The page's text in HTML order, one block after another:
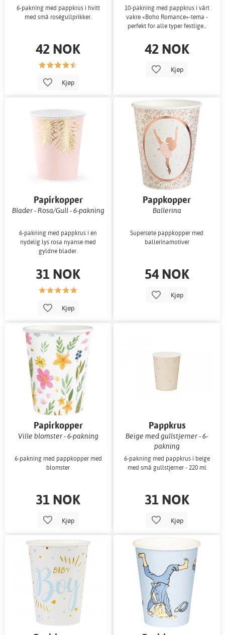
6-pakning med pappkrus i hvitt
med små roségullprikker.
42 NOK
Kjøp
10-pakning med pappkrus i vårt
vakre «Boho Romance»-tema -
perfekt for alle typer festlige...
42 NOK
Kjøp
Papirkopper
Blader - Rosa/Gull - 6-pakning
6-pakning med pappkrus i en
nydelig lys rosa nyanse med
gyldne blader.
31 NOK
Kjøp
Pappkopper
Ballerina
Supersøte pappkopper med
ballerinamotiver
54 NOK
Kjøp
Papirkopper
Ville blomster - 6-pakning
6-pakning med pappkopper med
blomster
31 NOK
Kjøp
Pappkrus
Beige med gullstjerner - 6-
pakning
6-pakning med pappkrus i beige
med små gullstjerner - 220 ml
31 NOK
Kjøp